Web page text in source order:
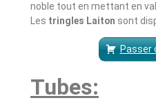
noble tout en mettant en
Les tringles Laiton sont
Passer
Tubes: